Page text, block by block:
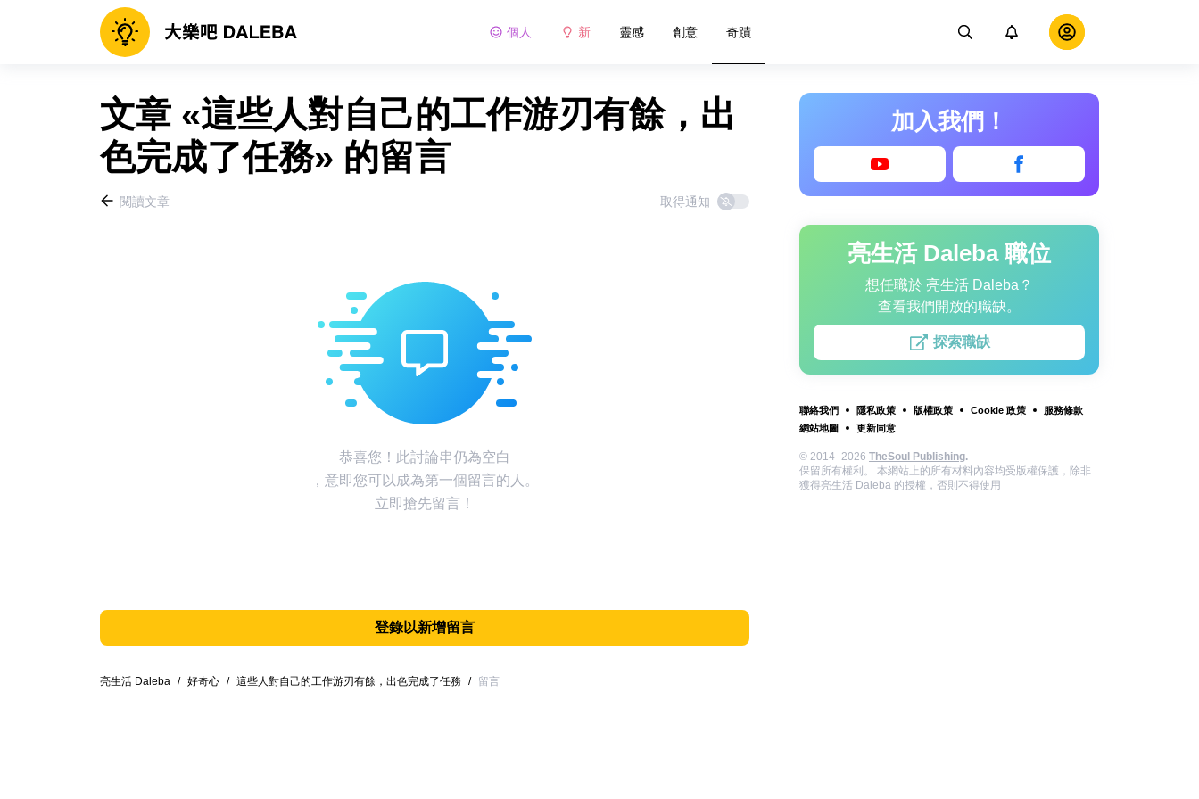
個人 新 靈感 創意 奇蹟
加入我們！
亮生活 Daleba 職位
想任職於 亮生活 Daleba？
查看我們開放的職缺。
探索職缺
聯絡我們 隱私政策 版權政策 Cookie 政策
服務條款
網站地圖
更新同意
© 2014–2026 TheSoul Publishing.
保留所有權利。 本網站上的所有材料內容均受版權保護，除非
獲得亮生活 Daleba 的授權，否則不得使用
文章 «這些人對自己的工作游刃有餘，出
色完成了任務» 的留言
閱讀文章 取得通知
恭喜您！此討論串仍為空白
，意即您可以成為第一個留言的人。
立即搶先留言！
登錄以新增留言
亮生活 Daleba / 好奇心 / 這些人對自己的工作游刃有餘，出色完成了任務 / 留言